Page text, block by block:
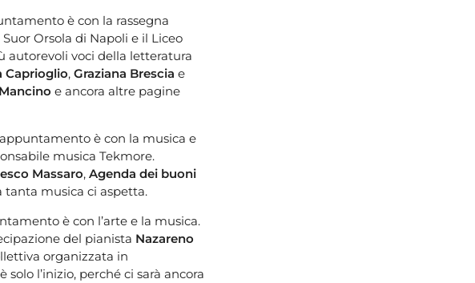
è con la rassegna
Orsola di Napoli e il Liceo
autorevoli voci della letteratura
Caprioglio, Graziana Brescia e
e ancora altre pagine
è con la musica e
musica Tekmore.
Massaro, Agenda dei buoni
tanta musica ci aspetta.
è con l’arte e la musica.
del pianista Nazareno
organizzata in
solo l’inizio, perché ci sarà ancora